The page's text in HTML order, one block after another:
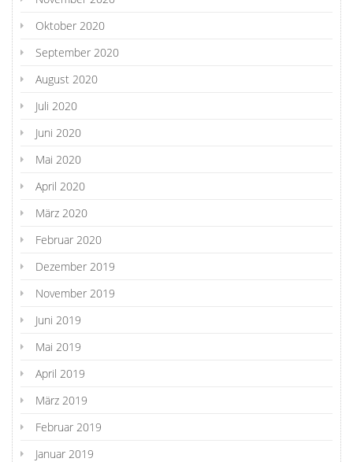
Oktober 2020
September 2020
August 2020
Juli 2020
Juni 2020
Mai 2020
April 2020
März 2020
Februar 2020
Dezember 2019
November 2019
Juni 2019
Mai 2019
April 2019
März 2019
Februar 2019
Januar 2019